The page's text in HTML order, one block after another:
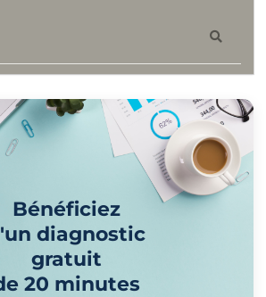
Bénéficiez
diagnostic
gratuit
20 minutes